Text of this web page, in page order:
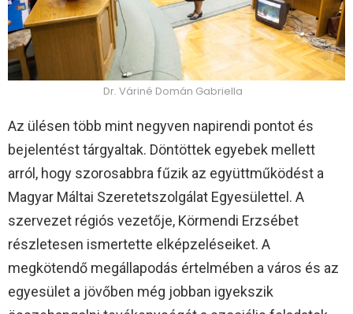
Dr. Váriné Domán Gabriella
Az ülésen több mint negyven napirendi pontot és
bejelentést tárgyaltak. Döntöttek egyebek mellett
arról, hogy szorosabbra fűzik az együttműködést a
Magyar Máltai Szeretetszolgálat Egyesülettel. A
szervezet régiós vezetője, Körmendi Erzsébet
részletesen ismertette elképzeléseiket. A
megkötendő megállapodás értelmében a város és az
egyesület a jövőben még jobban igyekszik